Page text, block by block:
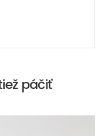
páčiť